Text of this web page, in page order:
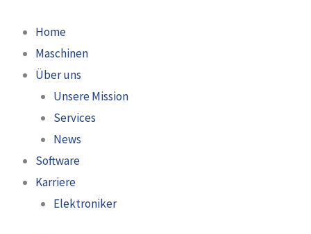
Inhalt
springen
Home
Maschinen
Über uns
Unsere Mission
Services
News
Software
Karriere
Elektroniker